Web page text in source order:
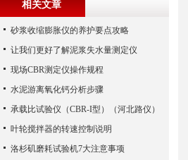
相关文章
砂浆收缩膨胀仪的养护要点攻略
让我们更好了解泥浆失水量测定仪
现场CBR测定仪操作规程
水泥游离氧化钙分析步骤
承载比试验仪（CBR-I型）（河北路仪）
叶轮搅拌器的转速控制说明
洛杉矶磨耗试验机7大注意事项